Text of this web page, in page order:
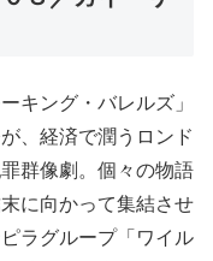
キング・バレルズ」
、経済で潤うロンド
群像劇。個々の物語
に向かって集結させ
ラグループ「ワイル